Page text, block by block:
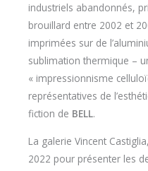
industriels abandonnés,
brouillard entre 2002 et
imprimées sur de
sublimation thermique –
« impressionnisme
représentatives de
fiction de BELL.
La galerie Vincent
2022 pour présenter les